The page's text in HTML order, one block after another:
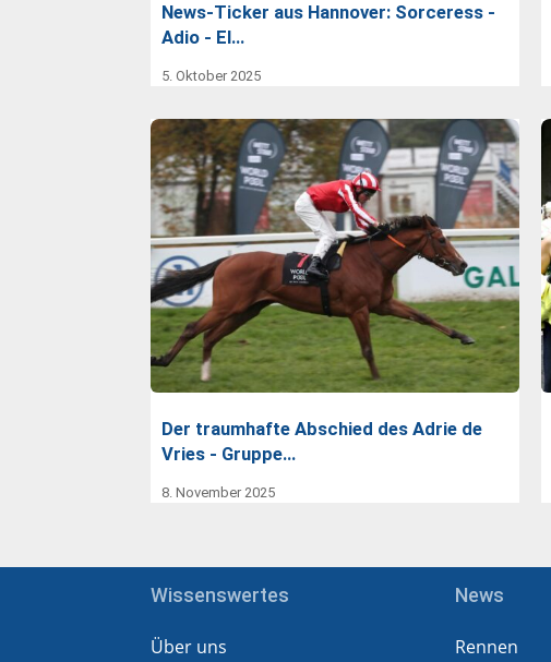
News-Ticker aus Hannover: Sorceress -
Adio - El…
5. Oktober 2025
Der traumhafte Abschied des Adrie de
Vries - Gruppe…
8. November 2025
Wissenswertes
Über uns
News
Rennen